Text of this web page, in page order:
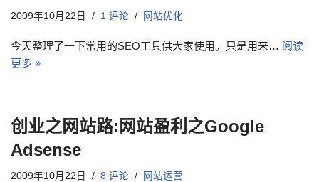
2009年10月22日 1 评论 网站优化
今天整理了一下常用的SEO工具供大家使用。只是用来… 阅读
更多 »
创业之网站路:网站盈利之Google
Adsense
2009年10月22日 8 评论 网站运营